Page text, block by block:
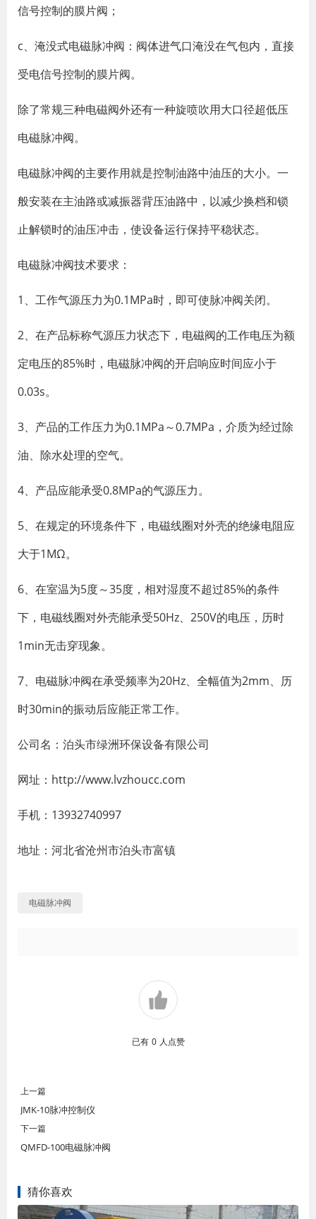
信号控制的膜片阀；
c、淹没式电磁脉冲阀：阀体进气口淹没在气包内，直接
受电信号控制的膜片阀。
除了常规三种电磁阀外还有一种旋喷吹用大口径超低压
电磁脉冲阀。
电磁脉冲阀的主要作用就是控制油路中油压的大小。一
般安装在主油路或减振器背压油路中，以减少换档和锁
止解锁时的油压冲击，使设备运行保持平稳状态。
电磁脉冲阀技术要求：
1、工作气源压力为0.1MPa时，即可使脉冲阀关闭。
2、在产品标称气源压力状态下，电磁阀的工作电压为额
定电压的85%时，电磁脉冲阀的开启响应时间应小于
0.03s。
3、产品的工作压力为0.1MPa～0.7MPa，介质为经过除
油、除水处理的空气。
4、产品应能承受0.8MPa的气源压力。
5、在规定的环境条件下，电磁线圈对外壳的绝缘电阻应
大于1MΩ。
6、在室温为5度～35度，相对湿度不超过85%的条件
下，电磁线圈对外壳能承受50Hz、250V的电压，历时
1min无击穿现象。
7、电磁脉冲阀在承受频率为20Hz、全幅值为2mm、历
时30min的振动后应能正常工作。
公司名：泊头市绿洲环保设备有限公司
网址：http://www.lvzhoucc.com
手机：13932740997
地址：河北省沧州市泊头市富镇
电磁脉冲阀
已有 0 人点赞
上一篇
JMK-10脉冲控制仪
下一篇
QMFD-100电磁脉冲阀
猜你喜欢